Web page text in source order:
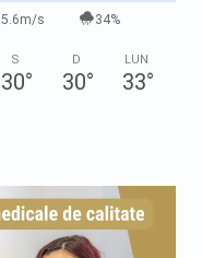
5.6m/s 34%
S
30°
D
30°
LUN
33°